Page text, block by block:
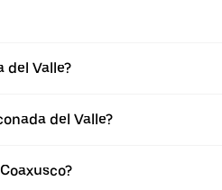
del Valle?
del Valle?